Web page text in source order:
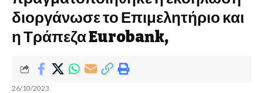
διοργάνωσε το Επιμελητήριο και
η Τράπεζα Eurobank,
26/10/2023